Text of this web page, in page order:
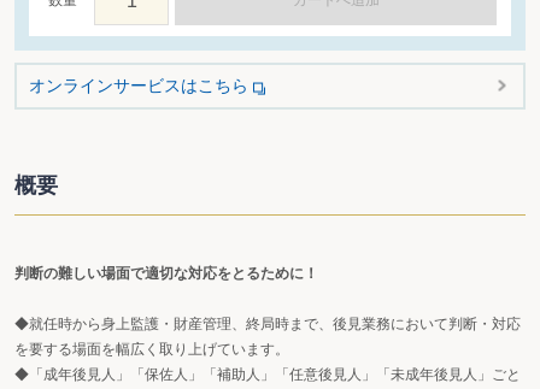
オンラインサービスはこちら
概要
判断の難しい場面で適切な対応をとるために！
◆就任時から身上監護・財産管理、終局時まで、後見業務において判断・対応
を要する場面を幅広く取り上げています。
◆「成年後見人」「保佐人」「補助人」「任意後見人」「未成年後見人」ごと